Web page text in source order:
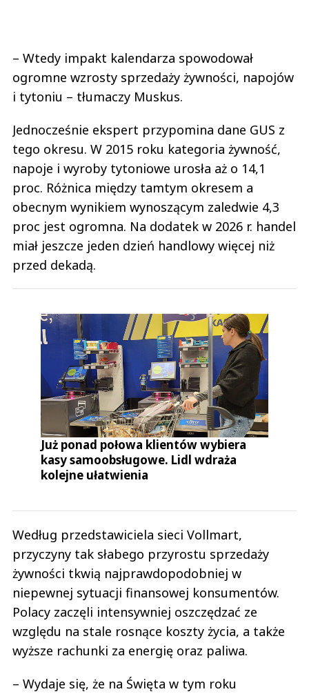
– Wtedy impakt kalendarza spowodował
ogromne wzrosty sprzedaży żywności, napojów
i tytoniu – tłumaczy Muskus.
Jednocześnie ekspert przypomina dane GUS z
tego okresu. W 2015 roku kategoria żywność,
napoje i wyroby tytoniowe urosła aż o 14,1
proc. Różnica między tamtym okresem a
obecnym wynikiem wynoszącym zaledwie 4,3
proc jest ogromna. Na dodatek w 2026 r. handel
miał jeszcze jeden dzień handlowy więcej niż
przed dekadą.
Już ponad połowa klientów wybiera
kasy samoobsługowe. Lidl wdraża
kolejne ułatwienia
Według przedstawiciela sieci Vollmart,
przyczyny tak słabego przyrostu sprzedaży
żywności tkwią najprawdopodobniej w
niepewnej sytuacji finansowej konsumentów.
Polacy zaczęli intensywniej oszczędzać ze
względu na stale rosnące koszty życia, a także
wyższe rachunki za energię oraz paliwa.
– Wydaje się, że na Święta w tym roku